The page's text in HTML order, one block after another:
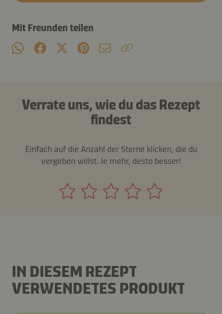
Mit Freunden teilen
Verrate uns, wie du das Rezept
findest
Einfach auf die Anzahl der Sterne klicken, die du
vergeben willst. Je mehr, desto besser!
IN DIESEM REZEPT
VERWENDETES PRODUKT